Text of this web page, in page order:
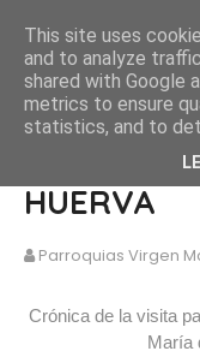
VISITA
HUERVA
Parroquias Virgen
Crónica de la visita
María
This site uses
and to analyze
shared with Google
metrics to ensure
statistics, and to